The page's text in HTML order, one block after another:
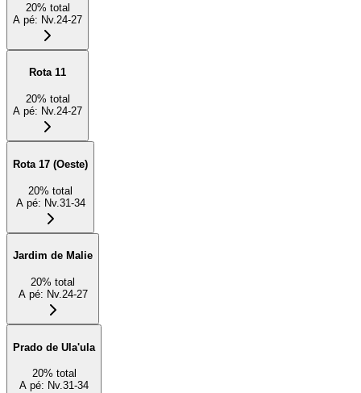
20% total
A pé: Nv.24-27
Rota 11
20% total
A pé: Nv.24-27
Rota 17 (Oeste)
20% total
A pé: Nv.31-34
Jardim de Malie
20% total
A pé: Nv.24-27
Prado de Ula'ula
20% total
A pé: Nv.31-34